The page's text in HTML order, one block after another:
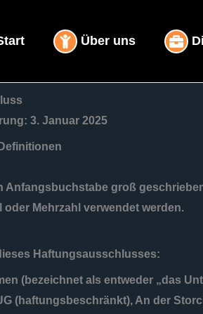
Über uns
3. Januar 2025
Anfangsbuchstabe groß
oder Mehrzahl verwendet werden.
Haftungsausschlusses:
(bezeichnet als entweder „das
(haftungsbeschränkt), An der